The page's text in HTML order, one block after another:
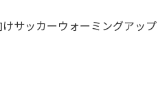
サッカーウォーミングアップ